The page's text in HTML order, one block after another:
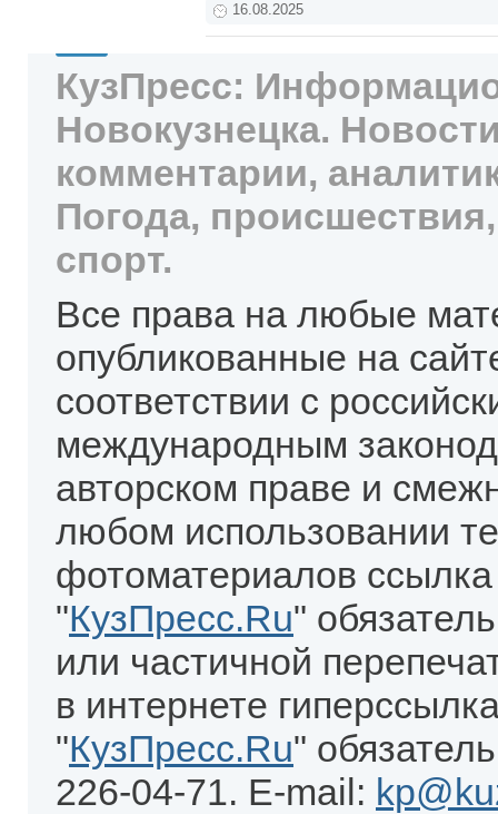
16.08.2025
КузПресс:
Новокузнецка.
комментарии,
Погода,
спорт.
Все права на любые
опубликованные на
соответствии с
международным
авторском праве и
любом использовании
фотоматериалов
"КузПресс.Ru"
или частичной
в интернете
"КузПресс.Ru"
226-04-71. E-mail: